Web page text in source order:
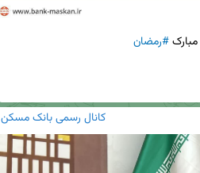
#رمضان
کانال رسمی بانک مسکن